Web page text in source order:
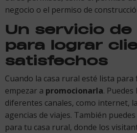
negocio o el permiso de
Un servicio de
para lograr
satisfechos
Cuando la casa rural esté lista
empezar a promocionarla.
diferentes canales, como internet,
agencias de viajes. También
para tu casa rural, donde los